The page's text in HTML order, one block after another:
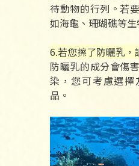
待動物的行列。若
如海龜、珊瑚礁等生
6.若您擦了防曬乳，
防曬乳的成分會傷
染，您可考慮選
品。